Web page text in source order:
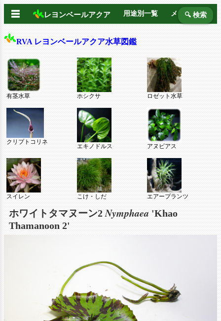
☰ レヨンベールアクア 用途別一覧 メーカー別
🔍 検索
RVA レヨンベールアクア水草図鑑
有茎水草 ホシクサ ロゼット水草
クリプトコリネ
エキノドルス アヌビアス
スイレン こけ・しだ エアープランツ
ホワイトタマヌーン2 Nymphaea 'Khao
Thamanoon 2'